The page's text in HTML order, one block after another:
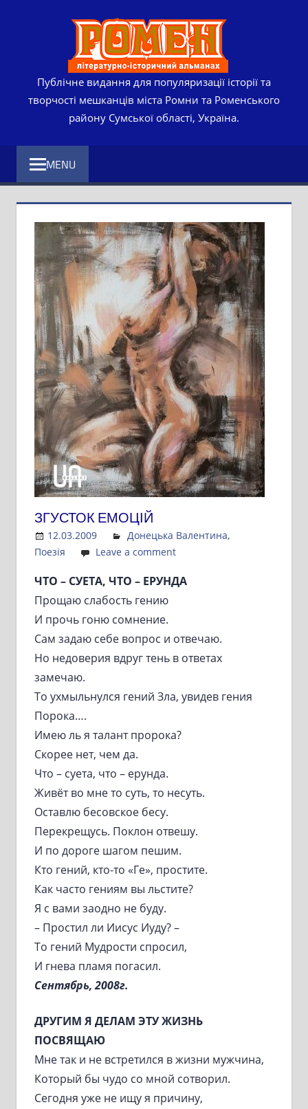
Публічне видання для популяризації історії та
творчості мешканців міста Ромни та Роменського
району Сумської області, Україна.
MENU
ЗГУСТОК ЕМОЦІЙ
12.03.2009 Admin
Донецька Валентина,
Поезія
Leave a comment
ЧТО – СУЕТА, ЧТО – ЕРУНДА
Прощаю слабость гению
И прочь гоню сомнение.
Сам задаю себе вопрос и отвечаю.
Но недоверия вдруг тень в ответах
замечаю.
То ухмыльнулся гений Зла, увидев гения
Порока….
Имею ль я талант пророка?
Скорее нет, чем да.
Что – суета, что – ерунда.
Живёт во мне то суть, то несуть.
Оставлю бесовское бесу.
Перекрещусь. Поклон отвешу.
И по дороге шагом пешим.
Кто гений, кто-то «Ге», простите.
Как часто гениям вы льстите?
Я с вами заодно не буду.
– Простил ли Иисус Иуду? –
То гений Мудрости спросил,
И гнева пламя погасил.
Сентябрь, 2008г.
ДРУГИМ Я ДЕЛАМ ЭТУ ЖИЗНЬ
ПОСВЯЩАЮ
Мне так и не встретился в жизни мужчина,
Который бы чудо со мной сотворил.
Сегодня уже не ищу я причину,